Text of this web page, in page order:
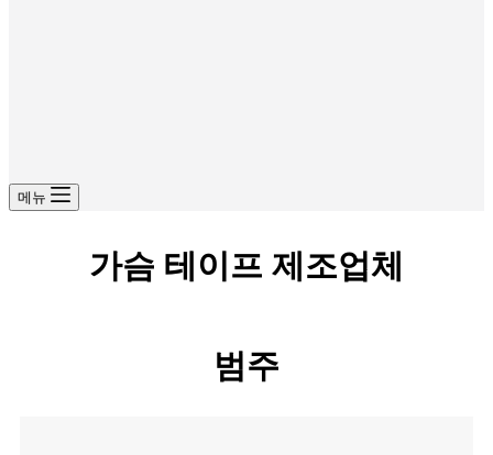
메뉴
가슴 테이프 제조업체
범주